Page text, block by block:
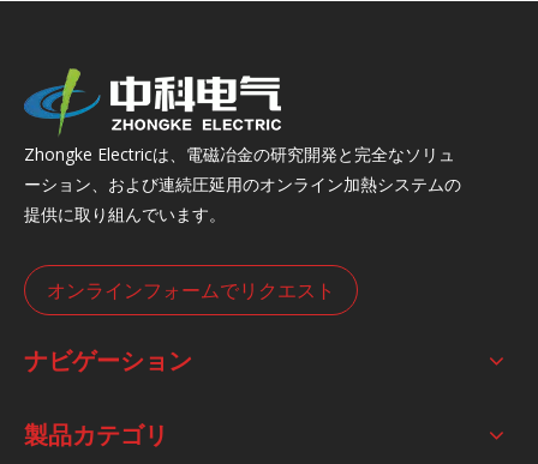
Zhongke Electricは、電磁冶金の研究開発と完全なソリュ
ーション、および連続圧延用のオンライン加熱システムの
提供に取り組んでいます。
オンラインフォームでリクエスト
ナビゲーション
製品カテゴリ